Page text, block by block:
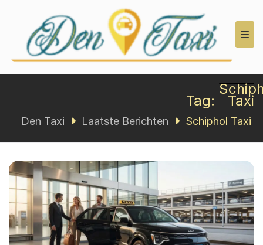
Den Taxi
Tag: Taxi
Den Taxi Laatste Berichten Schiphol Taxi